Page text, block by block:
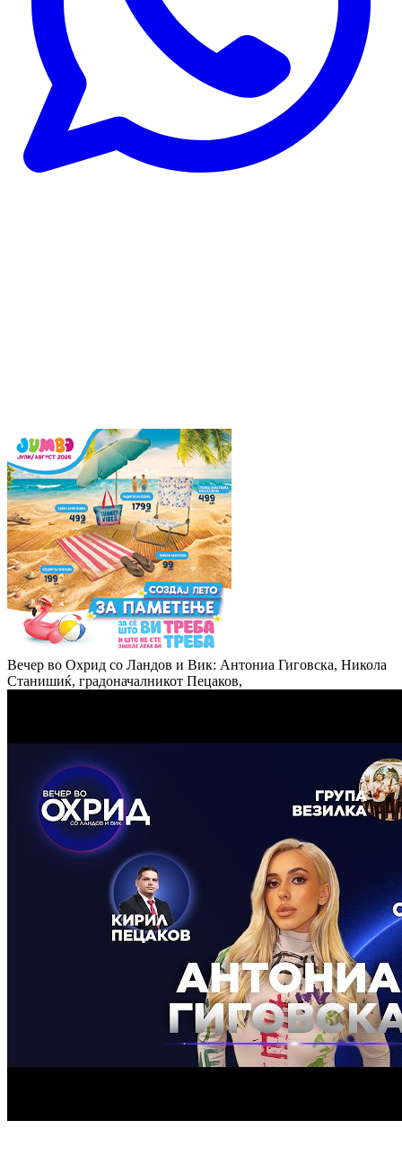
Вечер во Охрид со Ландов и Вик: Антониа Гиговска, Никола
Станишиќ, градоначалникот Пецаков,